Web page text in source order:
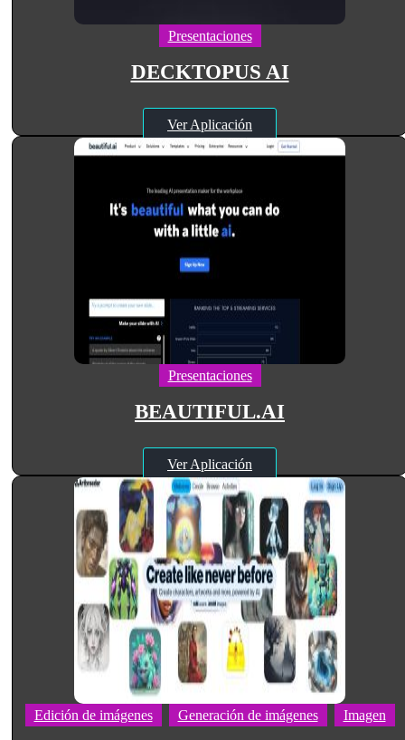
Presentaciones
DECKTOPUS AI
Ver Aplicación
Presentaciones
BEAUTIFUL.AI
Ver Aplicación
Edición de imágenes Generación de imágenes Imagen